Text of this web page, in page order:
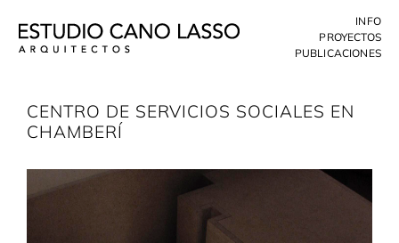
content
INFO
PROYECTOS
PUBLICACIONES
CENTRO DE SERVICIOS SOCIALES EN
CHAMBERÍ